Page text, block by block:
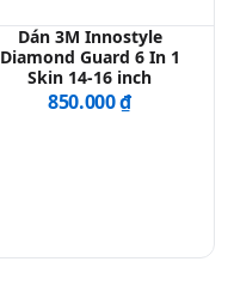
Dán 3M Innostyle
Diamond Guard 6 In 1
Skin 14-16 inch
850.000 ₫